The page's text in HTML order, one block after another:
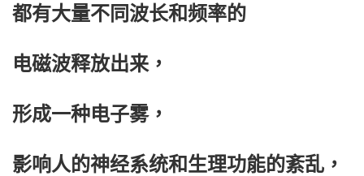
都有大量不同波长和频率的
电磁波释放出来，
形成一种电子雾，
影响人的神经系统和生理功能的紊乱，